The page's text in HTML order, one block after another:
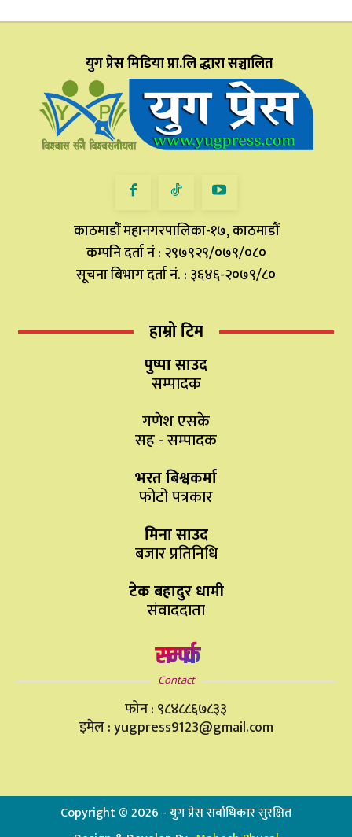
युग प्रेस मिडिया प्रा.लि द्धारा सञ्चालित
काठमाडौं महानगरपालिका-१७, काठमाडौं
कम्पनि दर्ता नं : २९७९२९/०७९/०८०
सूचना बिभाग दर्ता नं. : ३६४६-२०७९/८०
हाम्रो टिम
पुष्पा साउद
सम्पादक
गणेश एसके
सह - सम्पादक
भरत बिश्वकर्मा
फोटो पत्रकार
मिना साउद
बजार प्रतिनिधि
टेक बहादुर धामी
संवाददाता
सम्पर्क
Contact
फोन : ९८४८८६७८३३
इमेल : yugpress9123@gmail.com
Copyright ©2026 - युग प्रेस सर्वाधिकार सुरक्षित